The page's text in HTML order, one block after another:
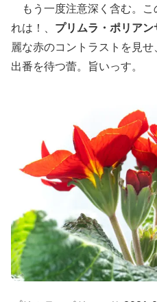
もう一度注意深く含む。こ
れは！、 プリムラ・ポリアン
麗な赤のコントラストを見
出番を待つ蕾。旨いっす。